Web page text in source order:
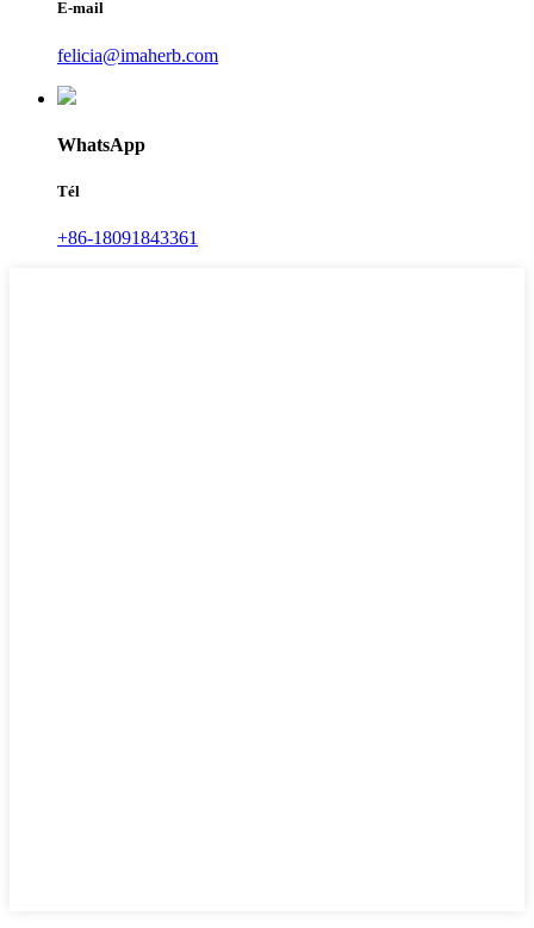
E-mail
felicia@imaherb.com
WhatsApp
Tél
+86-18091843361